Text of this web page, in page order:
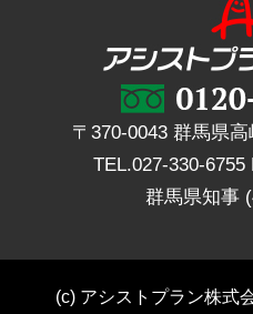
〒370-0043 群馬県
TEL.027-330-6755
群馬県知事
(c) アシストプラン株式